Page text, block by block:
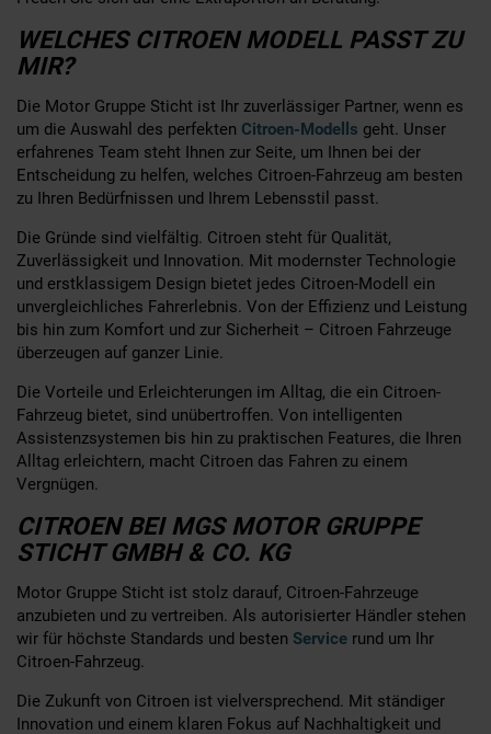
WELCHES CITROEN MODELL PASST ZU
MIR?
Die Motor Gruppe Sticht ist Ihr zuverlässiger Partner, wenn es
um die Auswahl des perfekten Citroen-Modells geht. Unser
erfahrenes Team steht Ihnen zur Seite, um Ihnen bei der
Entscheidung zu helfen, welches Citroen-Fahrzeug am besten
zu Ihren Bedürfnissen und Ihrem Lebensstil passt.
Die Gründe sind vielfältig. Citroen steht für Qualität,
Zuverlässigkeit und Innovation. Mit modernster Technologie
und erstklassigem Design bietet jedes Citroen-Modell ein
unvergleichliches Fahrerlebnis. Von der Effizienz und Leistung
bis hin zum Komfort und zur Sicherheit – Citroen Fahrzeuge
überzeugen auf ganzer Linie.
Die Vorteile und Erleichterungen im Alltag, die ein Citroen-
Fahrzeug bietet, sind unübertroffen. Von intelligenten
Assistenzsystemen bis hin zu praktischen Features, die Ihren
Alltag erleichtern, macht Citroen das Fahren zu einem
Vergnügen.
CITROEN BEI MGS MOTOR GRUPPE
STICHT GMBH & CO. KG
Motor Gruppe Sticht ist stolz darauf, Citroen-Fahrzeuge
anzubieten und zu vertreiben. Als autorisierter Händler stehen
wir für höchste Standards und besten Service rund um Ihr
Citroen-Fahrzeug.
Die Zukunft von Citroen ist vielversprechend. Mit ständiger
Innovation und einem klaren Fokus auf Nachhaltigkeit und